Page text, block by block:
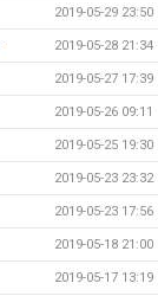
2019-05-29 23:50
2019-05-28 21:34
2019-05-27 17:39
2019-05-26 09:11
2019-05-25 19:30
2019-05-23 23:32
2019-05-23 17:56
2019-05-18 21:00
2019-05-17 13:19